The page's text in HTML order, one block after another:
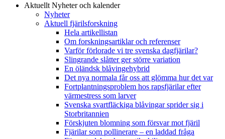
Aktuellt Nyheter och kalender
Nyheter
Aktuell fjärilsforskning
Hela artikellistan
Om forskningsartiklar och referenser
Varför förlorade vi tre svenska dagfjärilar?
Slingrande slåtter ger större variation
En öländsk blåvingehybrid
Det nya normala får oss att glömma hur det var
Fortplantningsproblem hos rapsfjärilar efter
värmestress som larver
Svenska svartfläckiga blåvingar sprider sig i
Storbritannien
Förskjuten blomning som försvar mot fjäril
Fjärilar som pollinerare – en laddad fråga